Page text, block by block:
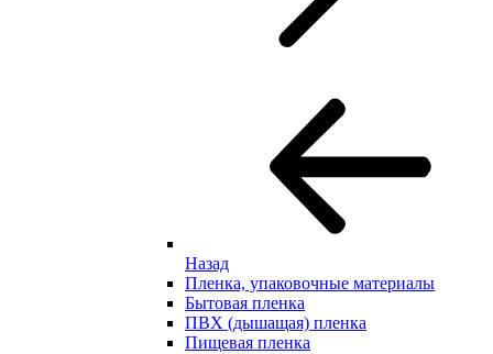
Назад
Пленка, упаковочные материалы
Бытовая пленка
ПВХ (дышащая) пленка
Пищевая пленка